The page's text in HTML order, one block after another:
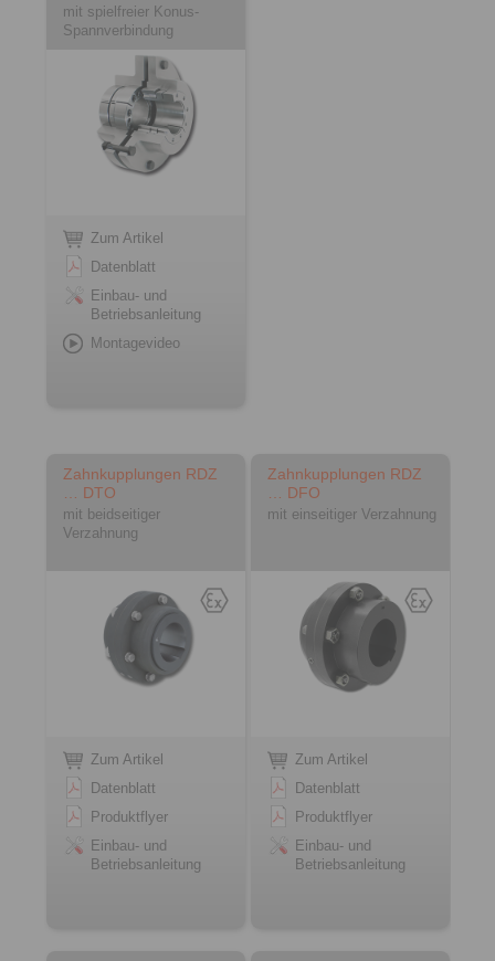
mit spielfreier Konus-
Spannverbindung
Zum Artikel
Datenblatt
Einbau- und
Betriebsanleitung
Montagevideo
Zahnkupplungen RDZ
… DTO
mit beidseitiger
Verzahnung
Zum Artikel
Datenblatt
Produktflyer
Einbau- und
Betriebsanleitung
Zahnkupplungen RDZ
… DFO
mit einseitiger Verzahnung
Zum Artikel
Datenblatt
Produktflyer
Einbau- und
Betriebsanleitung